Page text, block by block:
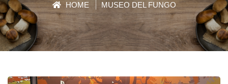
HOME MUSEO DEL FUNGO